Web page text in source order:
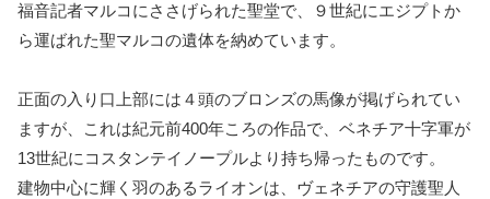
福音記者マルコにささげられた聖堂で、９世紀にエジプトか
ら運ばれた聖マルコの遺体を納めています。
正面の入り口上部には４頭のブロンズの馬像が掲げられてい
ますが、これは紀元前400年ころの作品で、ベネチア十字軍が
13世紀にコスタンテイノープルより持ち帰ったものです。
建物中心に輝く羽のあるライオンは、ヴェネチアの守護聖人